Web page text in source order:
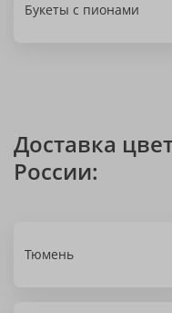
Букеты с пионами
Доставка
России:
Тюмень